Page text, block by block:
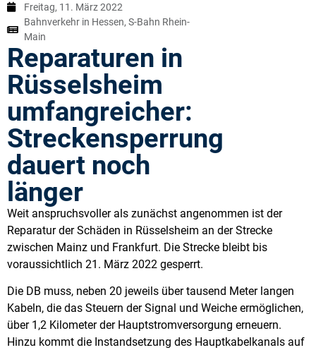
Freitag, 11. März 2022
Bahnverkehr in Hessen, S-Bahn Rhein-
Main
Reparaturen in
Rüsselsheim
umfangreicher:
Streckensperrung
dauert noch
länger
Weit anspruchsvoller als zunächst angenommen ist der
Reparatur der Schäden in Rüsselsheim an der Strecke
zwischen Mainz und Frankfurt. Die Strecke bleibt bis
voraussichtlich 21. März 2022 gesperrt.
Die DB muss, neben 20 jeweils über tausend Meter langen
Kabeln, die das Steuern der Signal und Weiche ermöglichen,
über 1,2 Kilometer der Hauptstromversorgung erneuern.
Hinzu kommt die Instandsetzung des Hauptkabelkanals auf